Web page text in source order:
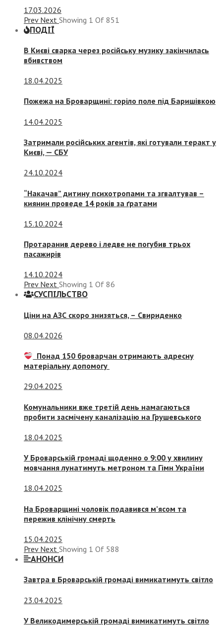
17.03.2026
Prev Next Showing 1 Of 851
ПОДІЇ
В Києві сварка через російську музику закінчилась
вбивством
18.04.2025
Пожежа на Броварщині: горіло поле під Баришівкою
14.04.2025
Затримали російських агентів, які готували теракт у
Києві, — СБУ
24.10.2024
“Накачав” дитину психотропами та згвалтував –
киянин проведе 14 років за ґратами
15.10.2024
Протаранив дерево і ледве не погубив трьох
пасажирів
14.10.2024
Prev Next Showing 1 Of 86
СУСПIЛЬСТВО
Ціни на АЗС скоро знизяться, – Свириденко
08.04.2026
Понад 150 броварчан отримають адресну
матеріальну допомогу
29.04.2025
Комунальники вже третій день намагаються
пробити засмічену каналізацію на Грушевського
18.04.2025
У Броварській громаді щоденно о 9:00 у хвилину
мовчання лунатимуть метроном та Гімн України
18.04.2025
На Броварщині чоловік подавився м’ясом та
пережив клінічну смерть
15.04.2025
Prev Next Showing 1 Of 588
АНОНСИ
Завтра в Броварській громаді вимикатимуть світло
23.04.2025
У Великодимерській громаді вимикатимуть світло